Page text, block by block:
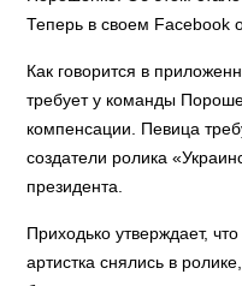
Теперь в своем Facebook
Как говорится в
требует у команды
компенсации. Певица
создатели ролика
президента.
Приходько утверждает,
артистка снялись в